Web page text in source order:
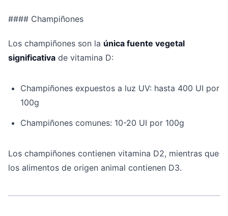
#### Champiñones
Los champiñones son la única fuente vegetal
significativa de vitamina D:
Champiñones expuestos a luz UV: hasta 400 UI por
100g
Champiñones comunes: 10-20 UI por 100g
Los champiñones contienen vitamina D2, mientras que
los alimentos de origen animal contienen D3.